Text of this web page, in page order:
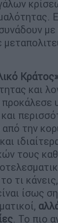
Κράτος»
και
την
τους
τι
ίσως
. Το πιο